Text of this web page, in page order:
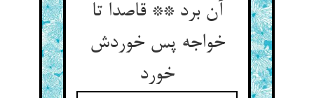
آن برد ** قاصدا تا
خواجه پس خوردش
خورد